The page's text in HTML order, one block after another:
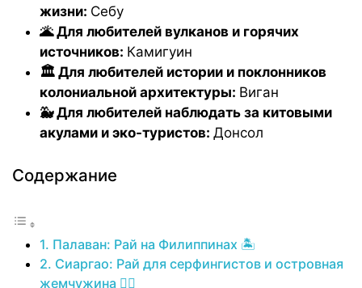
жизни: Себу
🌋 Для любителей вулканов и горячих
источников: Камигуин
🏛️ Для любителей истории и поклонников
колониальной архитектуры: Виган
🐳 Для любителей наблюдать за китовыми
акулами и эко-туристов: Донсол
Содержание
1. Палаван: Рай на Филиппинах 🏝️
2. Сиаргао: Рай для серфингистов и островная
жемчужина 🏄‍♂️